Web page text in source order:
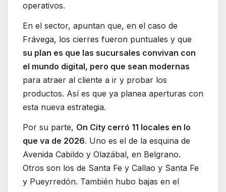
operativos.
En el sector, apuntan que, en el caso de
Frávega, los cierres fueron puntuales y que
su plan es que las sucursales convivan con
el mundo digital, pero que sean modernas
para atraer al cliente a ir y probar los
productos. Así es que ya planea aperturas con
esta nueva estrategia.
Por su parte, On City cerró 11 locales en lo
que va de 2026. Uno es el de la esquina de
Avenida Cabildo y Olazábal, en Belgrano.
Otros son los de Santa Fe y Callao y Santa Fe
y Pueyrredón. También hubo bajas en el